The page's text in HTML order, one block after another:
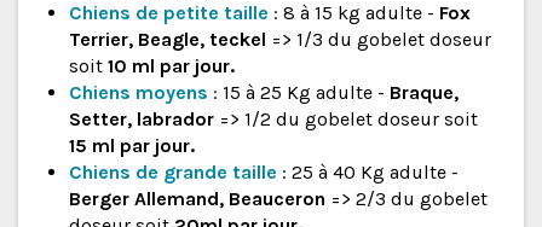
Chiens de petite taille : 8 à 15 kg adulte - Fox
Terrier, Beagle, teckel => 1/3 du gobelet doseur
soit 10 ml par jour.
Chiens moyens : 15 à 25 Kg adulte - Braque,
Setter, labrador => 1/2 du gobelet doseur soit
15 ml par jour.
Chiens de grande taille : 25 à 40 Kg adulte -
Berger Allemand, Beauceron => 2/3 du gobelet